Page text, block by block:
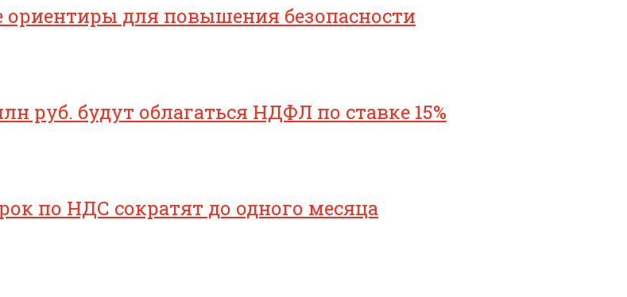
для повышения безопасности
руб. будут облагаться НДФЛ по ставке 15%
по НДС сократят до одного месяца